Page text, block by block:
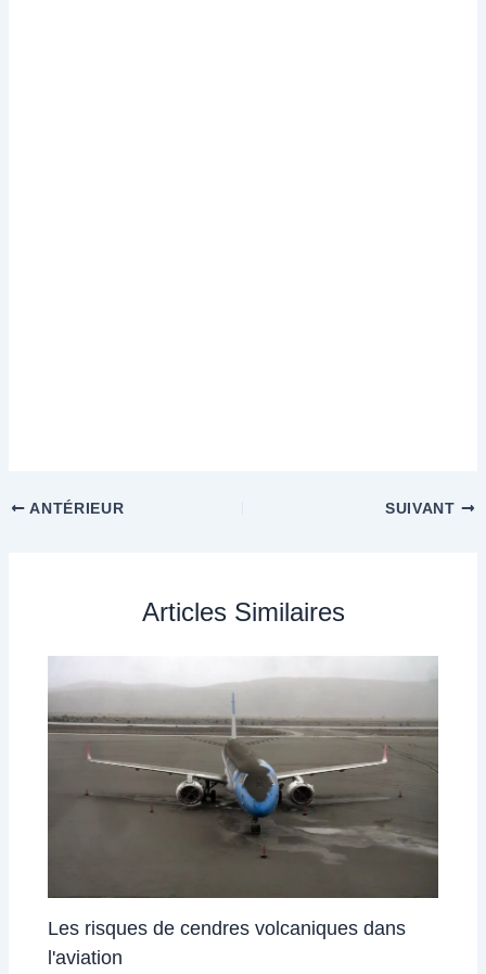
ANTÉRIEUR SUIVANT
Articles Similaires
Les risques de cendres volcaniques dans
l'aviation